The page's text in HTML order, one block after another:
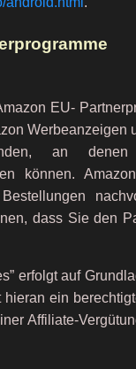
EU-
Werbeanzeigen
an
können.
dass Sie den
erfolgt auf
hieran ein
Affiliate-